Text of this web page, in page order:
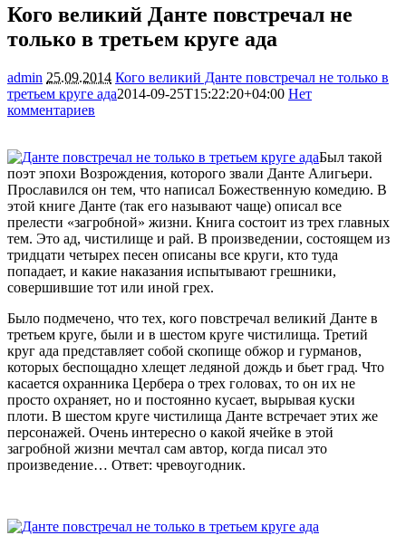
Кого великий Данте повстречал не
только в третьем круге ада
admin 25.09.2014 Кого великий Данте повстречал не только в
третьем круге ада2014-09-25T15:22:20+04:00 Нет
комментариев
Был такой
поэт эпохи Возрождения, которого звали Данте Алигьери.
Прославился он тем, что написал Божественную комедию. В
этой книге Данте (так его называют чаще) описал все
прелести «загробной» жизни. Книга состоит из трех главных
тем. Это ад, чистилище и рай. В произведении, состоящем из
тридцати четырех песен описаны все круги, кто туда
попадает, и какие наказания испытывают грешники,
совершившие тот или иной грех.
Было подмечено, что тех, кого повстречал великий Данте в
третьем круге, были и в шестом круге чистилища. Третий
круг ада представляет собой скопище обжор и гурманов,
которых беспощадно хлещет ледяной дождь и бьет град. Что
касается охранника Цербера о трех головах, то он их не
просто охраняет, но и постоянно кусает, вырывая куски
плоти. В шестом круге чистилища Данте встречает этих же
персонажей. Очень интересно о какой ячейке в этой
загробной жизни мечтал сам автор, когда писал это
произведение… Ответ: чревоугодник.